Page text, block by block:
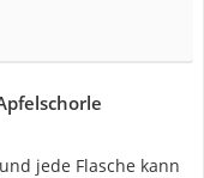
jede Flasche kann